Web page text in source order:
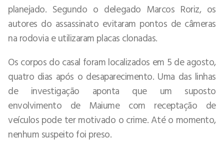
planejado. Segundo o delegado Marcos Roriz, os
autores do assassinato evitaram pontos de câmeras
na rodovia e utilizaram placas clonadas.
Os corpos do casal foram localizados em 5 de agosto,
quatro dias após o desaparecimento. Uma das linhas
de investigação aponta que um suposto
envolvimento de Maiume com receptação de
veículos pode ter motivado o crime. Até o momento,
nenhum suspeito foi preso.